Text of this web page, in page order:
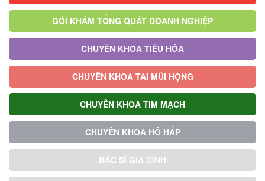
GÓI KHÁM TỔNG QUÁT DOANH NGHIỆP
CHUYÊN KHOA TIÊU HÓA
CHUYÊN KHOA TAI MŨI HỌNG
CHUYÊN KHOA TIM MẠCH
CHUYÊN KHOA HÔ HẤP
BÁC SĨ GIA ĐÌNH